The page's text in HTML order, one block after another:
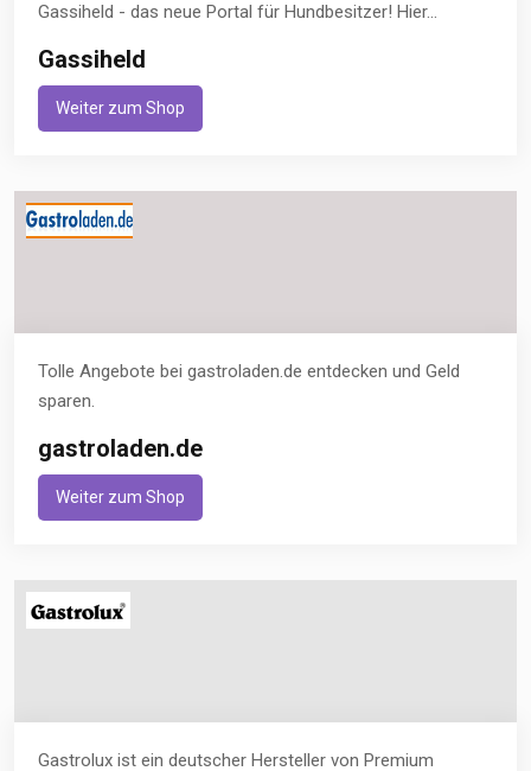
Gassiheld - das neue Portal für Hundbesitzer! Hier...
Gassiheld
Weiter zum Shop
Tolle Angebote bei gastroladen.de entdecken und Geld
sparen.
gastroladen.de
Weiter zum Shop
Gastrolux ist ein deutscher Hersteller von Premium